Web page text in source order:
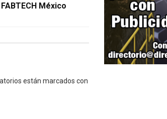
México
están marcados con